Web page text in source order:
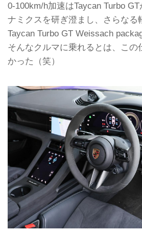
0-100km/h加速はTaycan Turbo
ナミクスを研ぎ澄まし、さらなる
Taycan Turbo GT Weissach
そんなクルマに乗れるとは、この
かった（笑）